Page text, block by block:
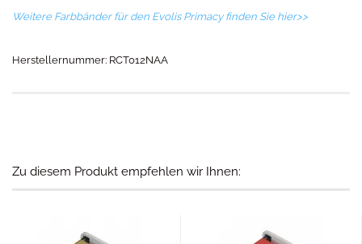
Weitere Farbbänder für den Evolis Primacy finden Sie hier>>
Herstellernummer: RCT012NAA
Zu diesem Produkt empfehlen wir Ihnen: